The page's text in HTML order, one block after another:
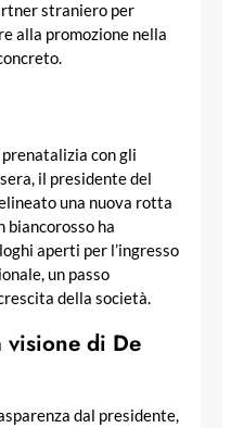
straniero per
alla promozione nella
con gli
il presidente del
una nuova rotta
biancorosso ha
aperti per l’ingresso
un passo
della società.
di De
dal presidente,